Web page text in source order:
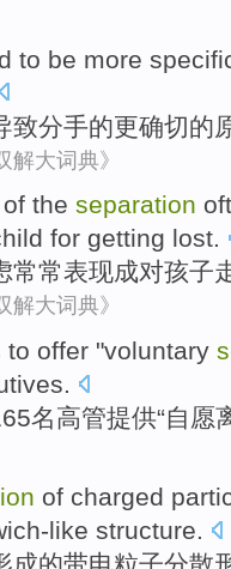
to be more
致分手的更确切的
解大词典》
of the separation
for getting lost.
常常表现成对孩子
解大词典》
to offer "voluntary
.
名高管提供“自愿
of charged
like structure.